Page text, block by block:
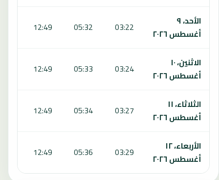
الأحد، ٩
أغسطس ٢٠٢٦
03:22
05:32
12:49
الاثنين، ١٠
أغسطس ٢٠٢٦
03:24
05:33
12:49
الثلاثاء، ١١
أغسطس ٢٠٢٦
03:27
05:34
12:49
الأربعاء، ١٢
أغسطس ٢٠٢٦
03:29
05:36
12:49